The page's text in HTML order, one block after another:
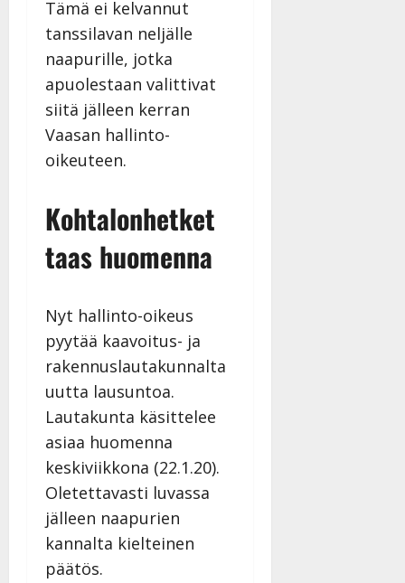
Tämä ei kelvannut
tanssilavan neljälle
naapurille, jotka
apuolestaan valittivat
siitä jälleen kerran
Vaasan hallinto-
oikeuteen.
Kohtalonhetket
taas huomenna
Nyt hallinto-oikeus
pyytää kaavoitus- ja
rakennuslautakunnalta
uutta lausuntoa.
Lautakunta käsittelee
asiaa huomenna
keskiviikkona (22.1.20).
Oletettavasti luvassa
jälleen naapurien
kannalta kielteinen
päätös.